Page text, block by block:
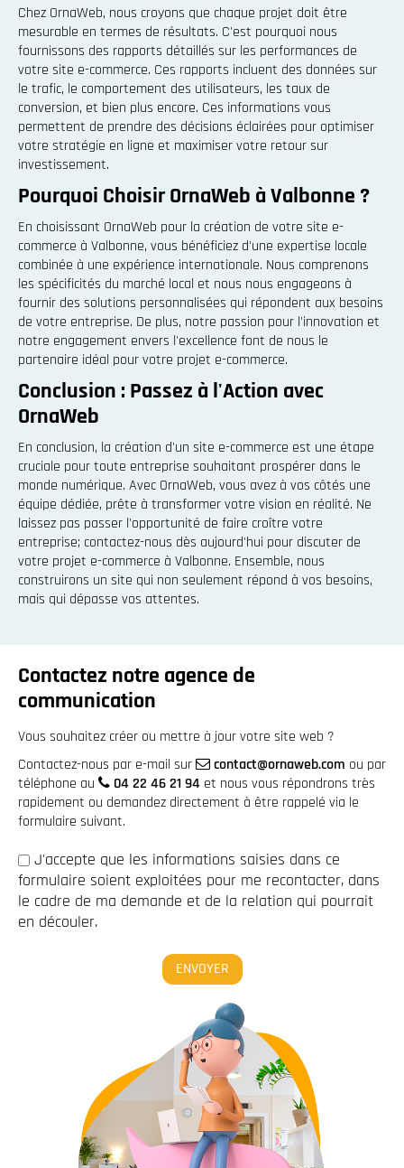
Chez OrnaWeb, nous croyons que chaque projet doit être
mesurable en termes de résultats. C'est pourquoi nous
fournissons des rapports détaillés sur les performances de
votre site e-commerce. Ces rapports incluent des données sur
le trafic, le comportement des utilisateurs, les taux de
conversion, et bien plus encore. Ces informations vous
permettent de prendre des décisions éclairées pour optimiser
votre stratégie en ligne et maximiser votre retour sur
investissement.
Pourquoi Choisir OrnaWeb à Valbonne ?
En choisissant OrnaWeb pour la création de votre site e-
commerce à Valbonne, vous bénéficiez d'une expertise locale
combinée à une expérience internationale. Nous comprenons
les spécificités du marché local et nous nous engageons à
fournir des solutions personnalisées qui répondent aux besoins
de votre entreprise. De plus, notre passion pour l'innovation et
notre engagement envers l'excellence font de nous le
partenaire idéal pour votre projet e-commerce.
Conclusion : Passez à l'Action avec
OrnaWeb
En conclusion, la création d'un site e-commerce est une étape
cruciale pour toute entreprise souhaitant prospérer dans le
monde numérique. Avec OrnaWeb, vous avez à vos côtés une
équipe dédiée, prête à transformer votre vision en réalité. Ne
laissez pas passer l'opportunité de faire croître votre
entreprise; contactez-nous dès aujourd'hui pour discuter de
votre projet e-commerce à Valbonne. Ensemble, nous
construirons un site qui non seulement répond à vos besoins,
mais qui dépasse vos attentes.
Contactez notre agence de
communication
Vous souhaitez créer ou mettre à jour votre site web ?
Contactez-nous par e-mail sur
contact@ornaweb.com ou par
téléphone au
04 22 46 21 94 et nous vous répondrons très
rapidement ou demandez directement à être rappelé via le
formulaire suivant.
J'accepte que les informations saisies dans ce
formulaire soient exploitées pour me recontacter, dans
le cadre de ma demande et de la relation qui pourrait
en découler.